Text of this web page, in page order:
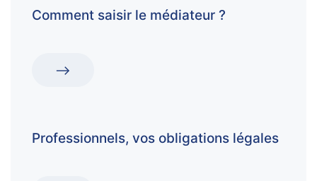
Comment saisir le médiateur ?
Professionnels, vos obligations légales